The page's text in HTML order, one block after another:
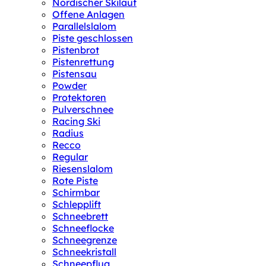
Nordischer Skilauf
Offene Anlagen
Parallelslalom
Piste geschlossen
Pistenbrot
Pistenrettung
Pistensau
Powder
Protektoren
Pulverschnee
Racing Ski
Radius
Recco
Regular
Riesenslalom
Rote Piste
Schirmbar
Schlepplift
Schneebrett
Schneeflocke
Schneegrenze
Schneekristall
Schneepflug